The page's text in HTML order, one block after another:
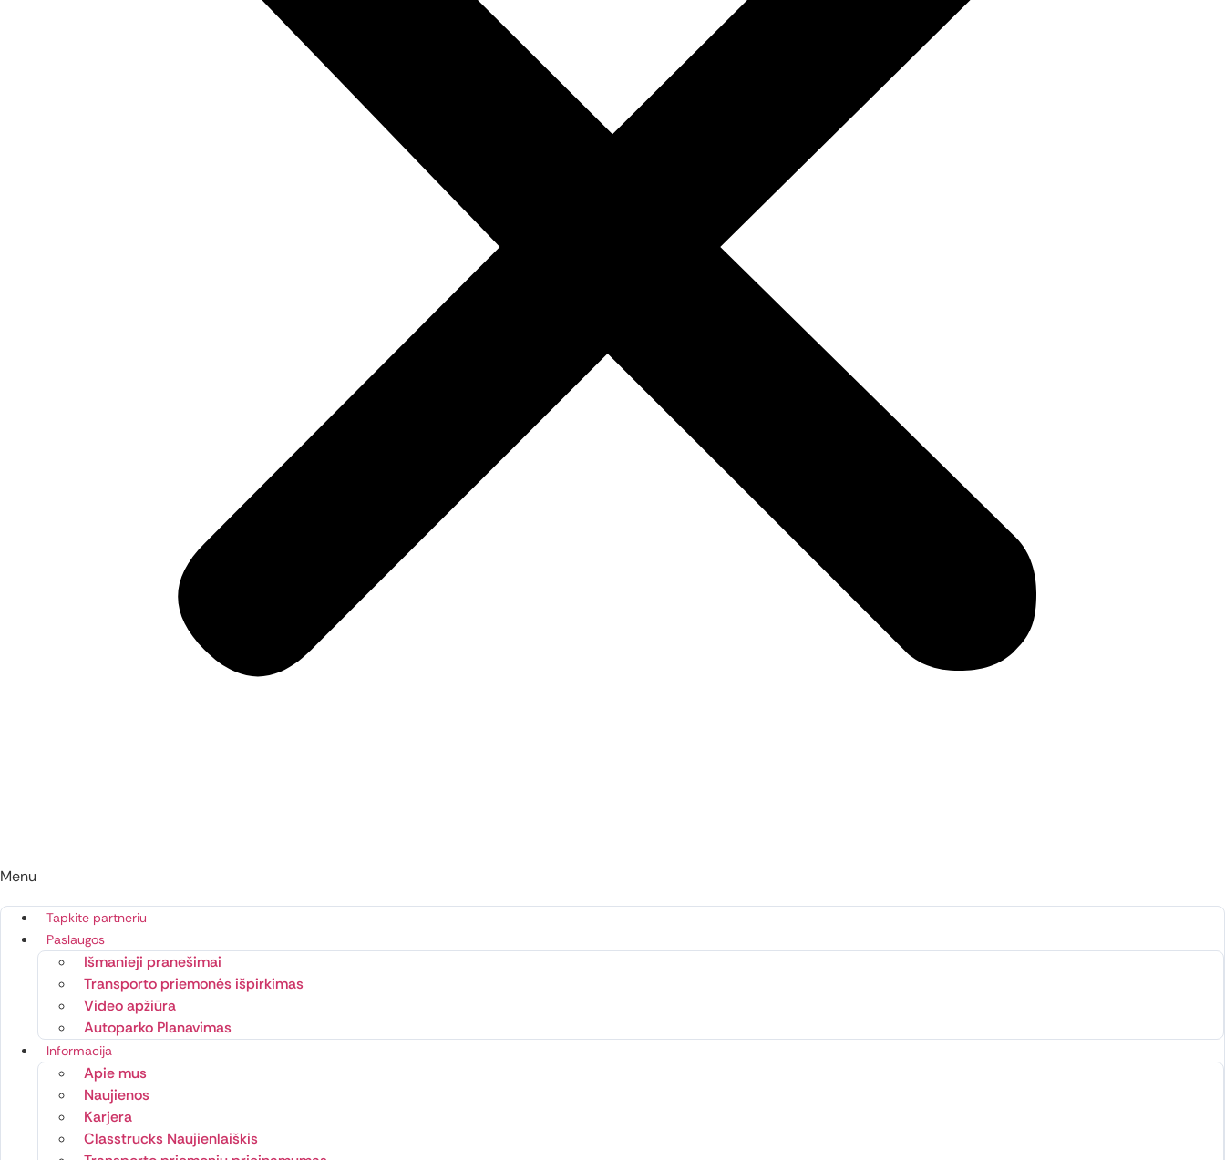
Menu
Tapkite partneriu
Paslaugos
Išmanieji pranešimai
Transporto priemonės išpirkimas
Video apžiūra
Autoparko Planavimas
Informacija
Apie mus
Naujienos
Karjera
Classtrucks Naujienlaiškis